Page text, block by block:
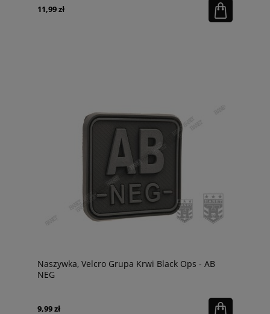
11,99 zł
Naszywka, Velcro Grupa Krwi Black Ops - AB
NEG
9,99 zł